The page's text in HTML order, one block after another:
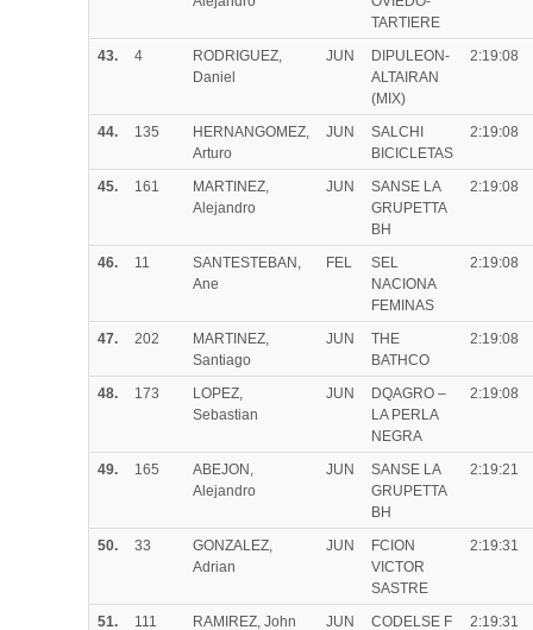
TARTIERE
43.
4
RODRIGUEZ,
Daniel
JUN
DIPULEON-
ALTAIRAN
(MIX)
2:19:08
44. 135
HERNANGOMEZ,
Arturo
JUN
SALCHI
BICICLETAS
2:19:08
45. 161
MARTINEZ,
Alejandro
JUN
SANSE LA
GRUPETTA
BH
2:19:08
46. 11
SANTESTEBAN,
Ane
FEL
SEL
NACIONA
FEMINAS
2:19:08
47. 202
MARTINEZ,
Santiago
JUN
THE
BATHCO
2:19:08
48. 173
LOPEZ,
Sebastian
JUN
DQAGRO –
LA PERLA
NEGRA
2:19:08
49. 165
ABEJON,
Alejandro
JUN
SANSE LA
GRUPETTA
BH
2:19:21
50. 33
GONZALEZ,
Adrian
JUN
FCION
VICTOR
SASTRE
2:19:31
51. 111 RAMIREZ, John JUN
CODELSE F
2:19:31